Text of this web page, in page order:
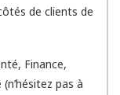
de clients de
Finance,
pas à